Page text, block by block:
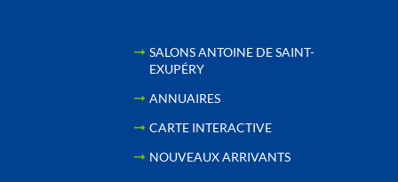
SALONS ANTOINE DE SAINT-
EXUPÉRY
ANNUAIRES
CARTE INTERACTIVE
NOUVEAUX ARRIVANTS